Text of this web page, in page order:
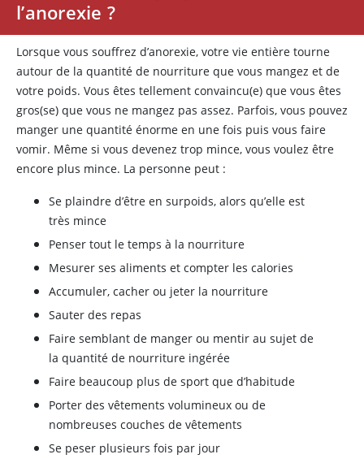
l’anorexie ?
Lorsque vous souffrez d’anorexie, votre vie entière tourne
autour de la quantité de nourriture que vous mangez et de
votre poids. Vous êtes tellement convaincu(e) que vous êtes
gros(se) que vous ne mangez pas assez. Parfois, vous pouvez
manger une quantité énorme en une fois puis vous faire
vomir. Même si vous devenez trop mince, vous voulez être
encore plus mince. La personne peut :
Se plaindre d’être en surpoids, alors qu’elle est
très mince
Penser tout le temps à la nourriture
Mesurer ses aliments et compter les calories
Accumuler, cacher ou jeter la nourriture
Sauter des repas
Faire semblant de manger ou mentir au sujet de
la quantité de nourriture ingérée
Faire beaucoup plus de sport que d’habitude
Porter des vêtements volumineux ou de
nombreuses couches de vêtements
Se peser plusieurs fois par jour